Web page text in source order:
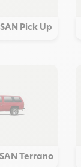
Pick Up
Terrano